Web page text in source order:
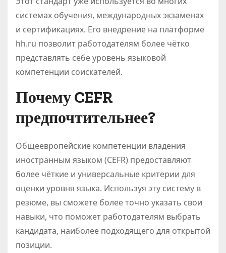
системах обучения, международных экзаменах
и сертификациях. Его внедрение на платформе
hh.ru позволит работодателям более чётко
представлять себе уровень языковой
компетенции соискателей.
Почему CEFR
предпочтительнее?
Общеевропейские компетенции владения
иностранным языком (CEFR) предоставляют
более чёткие и универсальные критерии для
оценки уровня языка. Используя эту систему в
резюме, вы сможете более точно указать свои
навыки, что поможет работодателям выбрать
кандидата, наиболее подходящего для открытой
позиции.